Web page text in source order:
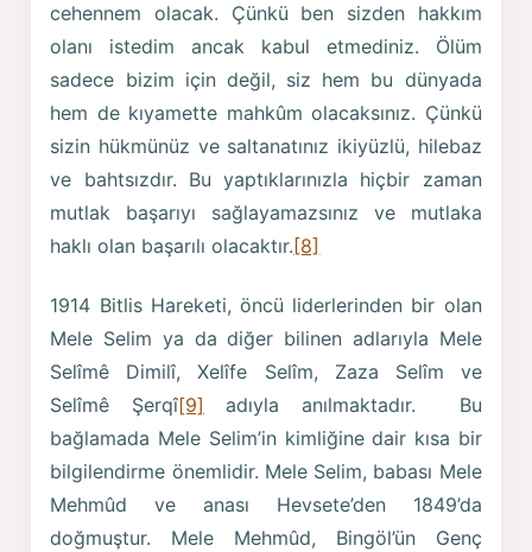
cehennem olacak. Çünkü ben sizden hakkım
olanı istedim ancak kabul etmediniz. Ölüm
sadece bizim için değil, siz hem bu dünyada
hem de kıyamette mahkûm olacaksınız. Çünkü
sizin hükmünüz ve saltanatınız ikiyüzlü, hilebaz
ve bahtsızdır. Bu yaptıklarınızla hiçbir zaman
mutlak başarıyı sağlayamazsınız ve mutlaka
haklı olan başarılı olacaktır. [8]
1914 Bitlis Hareketi, öncü liderlerinden bir olan
Mele Selim ya da diğer bilinen adlarıyla Mele
Selîmê Dimilî, Xelîfe Selîm, Zaza Selîm ve
Selîmê Şerqî[9] adıyla anılmaktadır. Bu
bağlamada Mele Selim’in kimliğine dair kısa bir
bilgilendirme önemlidir. Mele Selim, babası Mele
Mehmûd ve anası Hevsete’den 1849’da
doğmuştur. Mele Mehmûd, Bingöl’ün Genç